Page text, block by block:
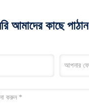
আমাদের কাছে পাঠান